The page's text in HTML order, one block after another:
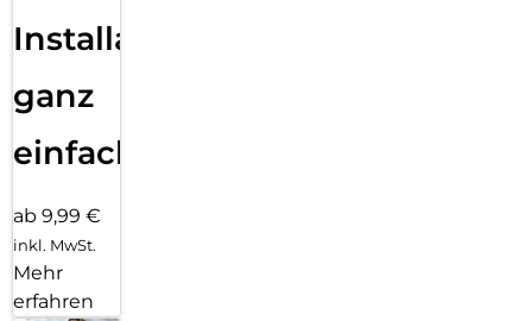
Installation
ganz
einfach
ab 9,99 €
inkl. MwSt.
Mehr
erfahren